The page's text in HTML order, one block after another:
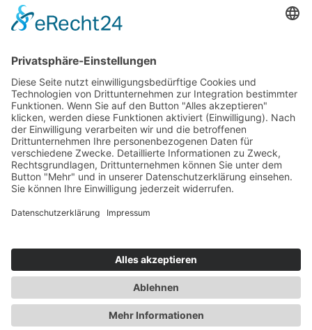
Versand- und Zahlungsbedingungen
Cookie-Einstellungen
Newsletter
Verpassen Sie keine Neuigkeiten,
Angebote und Gutscheine!
Jetzt anmelden und10 EUR Gutscheinsichern!
Abmeldung jederzeit möglich.
Verkauf nur an Unternehmer,
Gewerbetreibende, Freiberufler und